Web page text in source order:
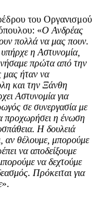
του Οργανισμού
«Ο Ανδρέας
πολλά να μας πουν.
η Αστυνομία,
πρώτα από την
μας ήταν να
και την Ξάνθη
Αστυνομία για
σε συνεργασία με
προχωρήσει η ένωση
Η δουλειά
αν θέλουμε, μπορούμε
να αποδείξουμε
να δεχτούμε
Πρόκειται για
».